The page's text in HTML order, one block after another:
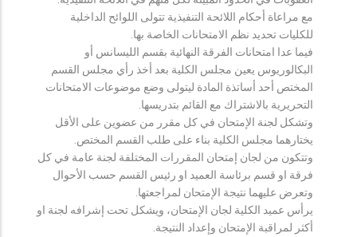
مع مراعاة أحكام اللائحة التنفيذية تتولى اللوائح الداخلية
للكليات تحديد نظم الامتحانات الخاصة بها.
فيما عدا امتحانات الفرقة النهائية بقسم الليسانس أو
البكالوريوس يعين مجلس الكلية بعد أخذ رأي مجلس القسم
المختص أحد أساتذة المادة ليتولى وضع موضوعات الامتحانات
التحريرية بالاشتراك مع القائم بتدريسها.
وتشكل لجنة الإمتحان في كل مقرر من عضوين على الأقل
يختارهما مجلس الكلية بناء على طلب القسم المختص.
وتتكون من لجان إمتحان المقررات المختلفة لجنة عامة في كل
فرقة او قسم برئاسة العميد او رئيس القسم حسب الأحوال
وتعرض عليهما نتيجة الإمتحان لمراجعتها.
يرأس عميد الكلية لجان الإمتحان، ويشكل تحت إشرافه لجنة او
أكثر لمراقبة الإمتحان وإعداد النتيجة.